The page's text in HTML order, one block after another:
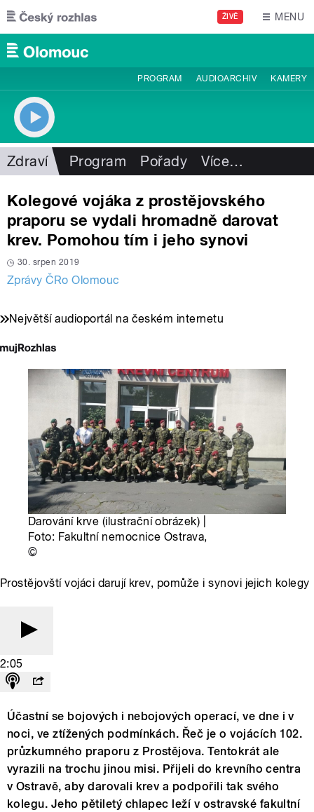
Přejít k hlavnímu obsahu
ŽIVĚ MENU
PROGRAM AUDIOARCHIV KAMERY
Zdraví Program Pořady Více…
Kolegové vojáka z prostějovského
praporu se vydali hromadně darovat
krev. Pomohou tím i jeho synovi
30. srpen 2019
Zprávy ČRo Olomouc
Největší audioportál na českém internetu
Darování krve (ilustrační obrázek) |
Foto: Fakultní nemocnice Ostrava,
©
Prostějovští vojáci darují krev, pomůže i synovi jejich kolegy
2:05
Účastní se bojových i nebojových operací, ve dne i v
noci, ve ztížených podmínkách. Řeč je o vojácích 102.
průzkumného praporu z Prostějova. Tentokrát ale
vyrazili na trochu jinou misi. Přijeli do krevního centra
v Ostravě, aby darovali krev a podpořili tak svého
kolegu. Jeho pětiletý chlapec leží v ostravské fakultní